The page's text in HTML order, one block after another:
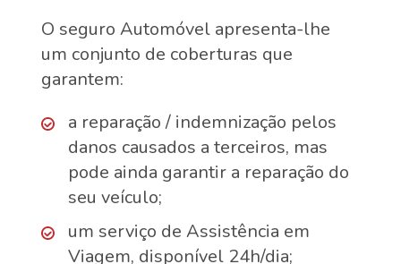
O seguro Automóvel apresenta-lhe
um conjunto de coberturas que
garantem:
a reparação / indemnização pelos
danos causados a terceiros, mas
pode ainda garantir a reparação do
seu veículo;
um serviço de Assistência em
Viagem, disponível 24h/dia;